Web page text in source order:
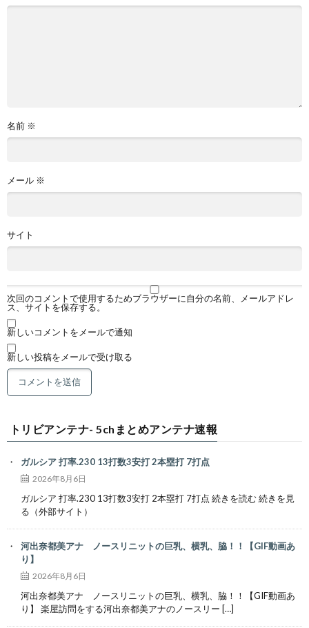
名前 ※
メール ※
サイト
次回のコメントで使用するためブラウザーに自分の名前、メールアドレ
ス、サイトを保存する。
新しいコメントをメールで通知
新しい投稿をメールで受け取る
トリビアンテナ- 5chまとめアンテナ速報
ガルシア 打率.230 13打数3安打 2本塁打 7打点
2026年8月6日
ガルシア 打率.230 13打数3安打 2本塁打 7打点 続きを読む 続きを見
る（外部サイト）
河出奈都美アナ ノースリニットの巨乳、横乳、脇！！【GIF動画あ
り】
2026年8月6日
河出奈都美アナ ノースリニットの巨乳、横乳、脇！！【GIF動画あ
り】 楽屋訪問をする河出奈都美アナのノースリー […]